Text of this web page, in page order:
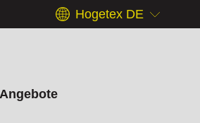
Hogetex DE
Angebote